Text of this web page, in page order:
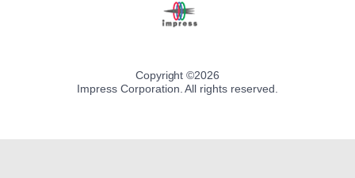
Copyright ©2026
Impress Corporation. All rights reserved.